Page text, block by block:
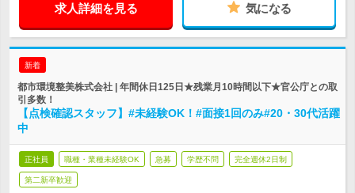
求人詳細を見る 気になる
新着
都市環境整美株式会社 | 年間休日125日★残業月10時間以下★官公庁との取
引多数！
【点検確認スタッフ】#未経験OK！#面接1回のみ#20・30代活躍
中
正社員 職種・業種未経験OK 急募 学歴不問 完全週休2日制
第二新卒歓迎